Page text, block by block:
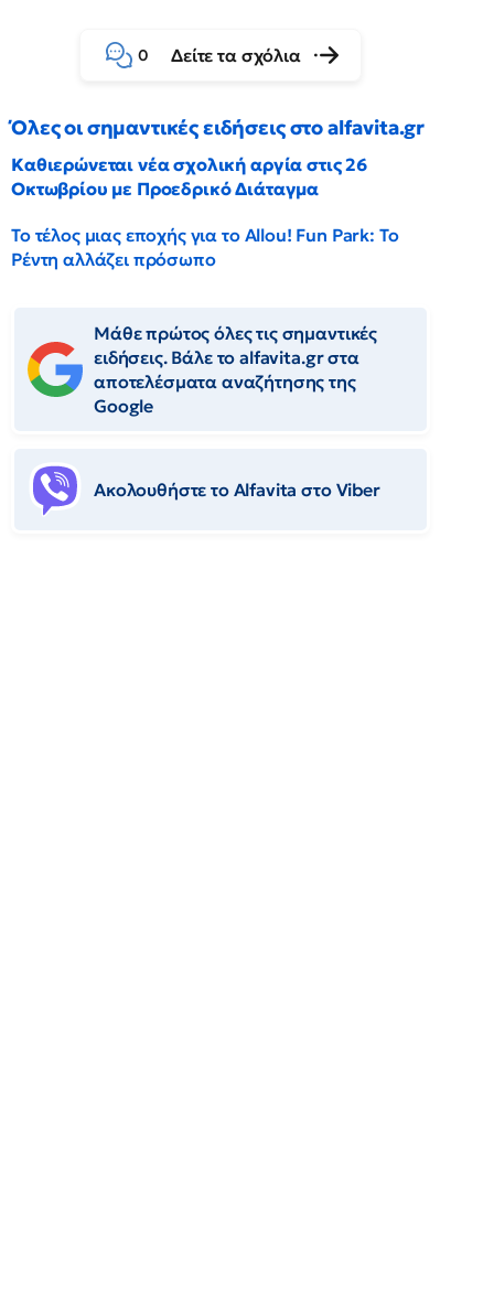
0 Δείτε τα σχόλια
Όλες οι σημαντικές ειδήσεις στο alfavita.gr
Καθιερώνεται νέα σχολική αργία στις 26
Οκτωβρίου με Προεδρικό Διάταγμα
Το τέλος μιας εποχής για το Allou! Fun Park: Το
Ρέντη αλλάζει πρόσωπο
Μάθε πρώτος όλες τις σημαντικές
ειδήσεις. Βάλε το alfavita.gr στα
αποτελέσματα αναζήτησης της
Google
Ακολουθήστε το Αlfavita στο Viber